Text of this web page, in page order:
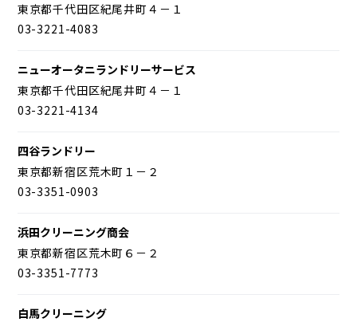
東京都千代田区紀尾井町４－１
03-3221-4083
ニューオータニランドリーサービス
東京都千代田区紀尾井町４－１
03-3221-4134
四谷ランドリー
東京都新宿区荒木町１－２
03-3351-0903
浜田クリーニング商会
東京都新宿区荒木町６－２
03-3351-7773
白馬クリーニング